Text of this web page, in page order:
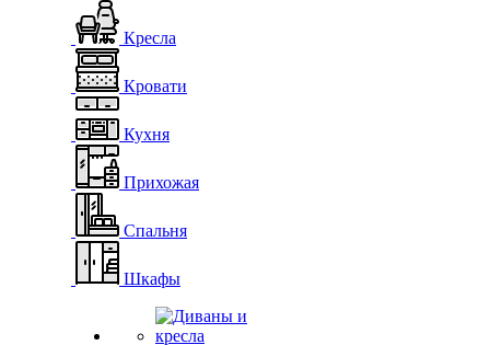
Кресла
Кровати
Кухня
Прихожая
Спальня
Шкафы